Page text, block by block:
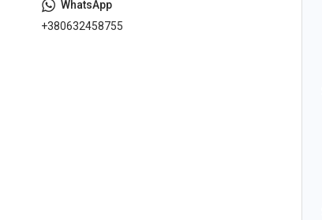
+380632458755